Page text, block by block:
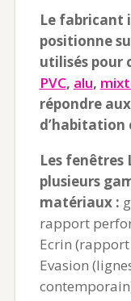
Le fabricant
positionne
utilisés pour
PVC, alu,
répondre
d’habitation
Les fenêtres
plusieurs
matériaux :
rapport
Ecrin
Evasion